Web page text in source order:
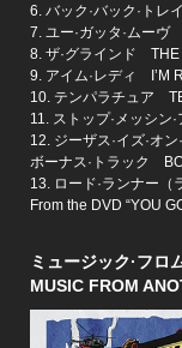
6. バック·バック·ト
7. ユー·ガッタ·ムーヴ
8. ザ·グラインド THE
9. アイム·レディ I’M
10. テンパラチュア
11. ストップ·メッシン
12. ジーザス·イズ·オ
ボーナス·トラック
13. ロード·ランナー
From the DVD “YOU
ミュージック·フロ
MUSIC FROM